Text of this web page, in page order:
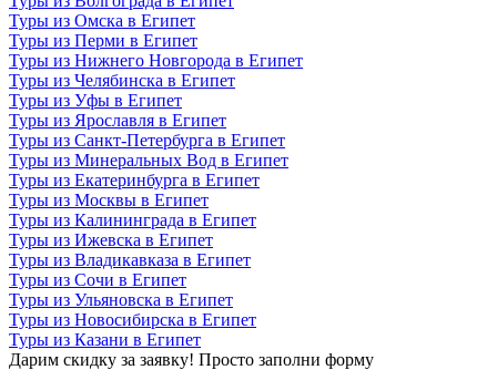
Туры из Омска в Египет
Туры из Перми в Египет
Туры из Нижнего Новгорода в Египет
Туры из Челябинска в Египет
Туры из Уфы в Египет
Туры из Ярославля в Египет
Туры из Санкт-Петербурга в Египет
Туры из Минеральных Вод в Египет
Туры из Екатеринбурга в Египет
Туры из Москвы в Египет
Туры из Калининграда в Египет
Туры из Ижевска в Египет
Туры из Владикавказа в Египет
Туры из Сочи в Египет
Туры из Ульяновска в Египет
Туры из Новосибирска в Египет
Туры из Казани в Египет
Дарим скидку за заявку! Просто заполни форму